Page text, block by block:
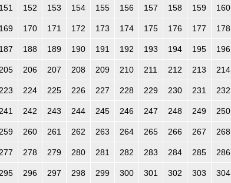
151 152 153 154 155 156 157 158 159 160
169 170 171 172 173 174 175 176 177 178
187 188 189 190 191 192 193 194 195 196
205 206 207 208 209 210 211 212 213 214
223 224 225 226 227 228 229 230 231 232
241 242 243 244 245 246 247 248 249 250
259 260 261 262 263 264 265 266 267 268
277 278 279 280 281 282 283 284 285 286
295 296 297 298 299 300 301 302 303 304